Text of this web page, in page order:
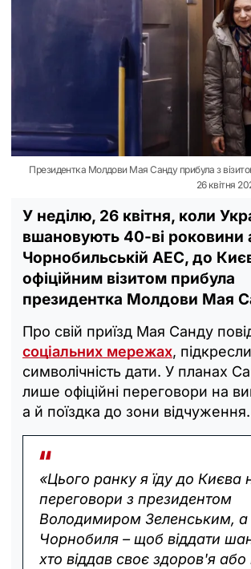
Президентка Молдови Мая Санду прибула з
26 квітня
У неділю, 26 квітня, коли
вшановують 40-ві роковини
Чорнобильській АЕС, до
офіційним візитом прибула
президентка Молдови Мая
Про свій приїзд Мая Санду
соціальних мережах,
символічність дати. У планах
лише офіційні переговори на
а й поїздка до зони відчуження.
«Цього ранку я їду до Києва
переговори з президентом
Володимиром Зеленським, а
Чорнобиля – щоб віддати
хто віддав своє здоров'я або